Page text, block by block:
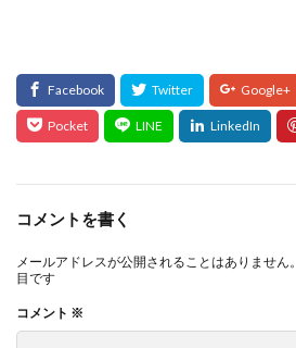
コメントを書く
メールアドレスが公開されることはありません。
目です
コメント ※